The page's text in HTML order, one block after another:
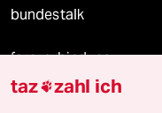
bundestalk
fernverbindung
taz zahl ich